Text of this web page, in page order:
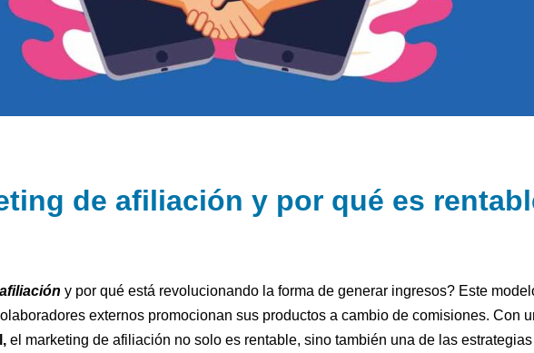
de afiliación y por qué es
y por qué está revolucionando la forma de generar ingresos? Este
externos promocionan sus productos a cambio de comisiones. Con
el marketing de afiliación no solo es rentable, sino también una de las